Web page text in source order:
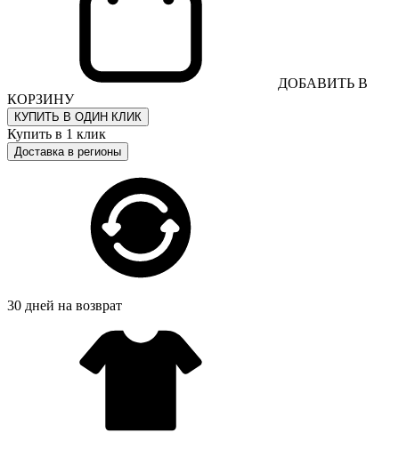
ДОБАВИТЬ В
КОРЗИНУ
КУПИТЬ В ОДИН КЛИК
Купить в 1 клик
Доставка в регионы
30 дней на возврат